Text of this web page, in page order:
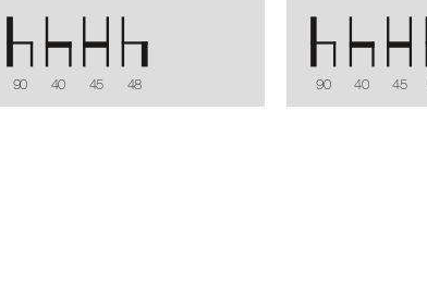
90 40 45 48 90 40 45